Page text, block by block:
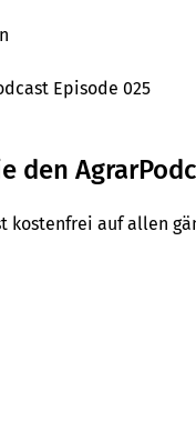
Episode 025
den
kostenfrei auf allen